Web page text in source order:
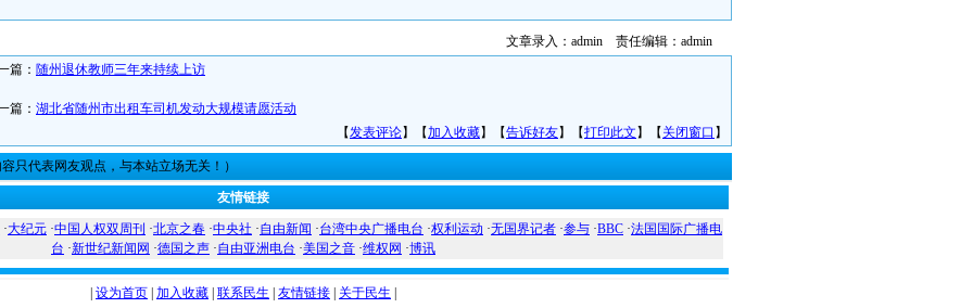
文章录入：admin 责任编辑：admin
篇： 随州退休教师三年来持续上访
篇： 湖北省随州市出租车司机发动大规模请愿活动
【发表评论】【加入收藏】【告诉好友】【打印此文 】【 关闭窗口 】
只代表网友观点，与本站立场无关！）
友情链接
·大纪元 ·中国人权双周刊 ·北京之春 ·中央社 ·自由新闻 ·台湾中央广播电台 ·权利运动 ·无国界记者 ·参与 ·BBC ·法国国际广播电
台 ·新世纪新闻网 ·德国之声 ·自由亚洲电台 ·美国之音 ·维权网 ·博讯
设为首页 加入收藏 联系民生 友情链接 关于民生